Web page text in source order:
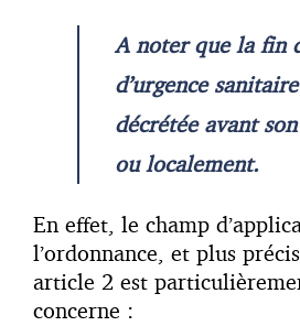
A noter que la fin
d’urgence
décrétée avant
ou localement.
En effet, le champ
l’ordonnance, et plus
article 2 est
concerne :